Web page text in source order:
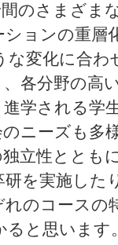
のさまざま
ョンの重層
変化に合わ
各分野の高
学される学
ニーズも多
立性ととも
研を実施し
のコースの
ると思います